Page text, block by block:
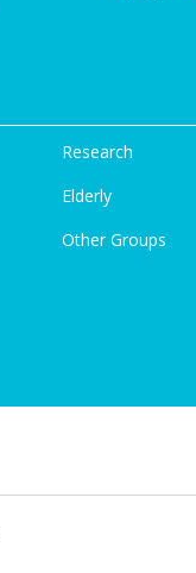
Research
Elderly
Other Groups